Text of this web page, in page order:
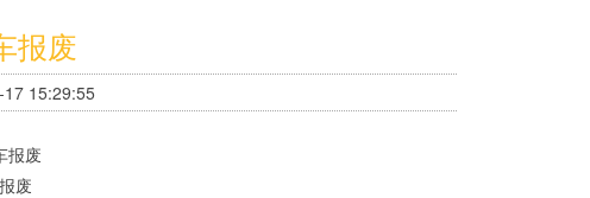
报废
15:29:55
废